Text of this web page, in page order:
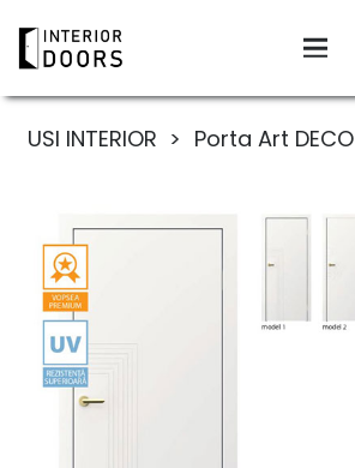
USI INTERIOR > Porta Art DECO